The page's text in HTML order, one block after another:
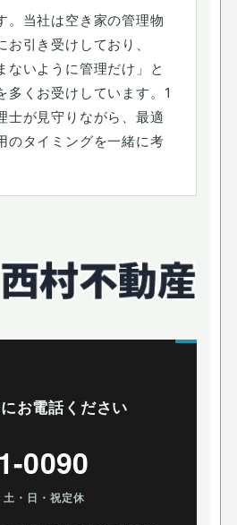
。当社は空き家の管理物
お引き受けしており、
ないように管理だけ」と
多くお受けしています。1
士が見守りながら、最適
のタイミングを一緒に考
お電話ください
0090
・日・祝定休